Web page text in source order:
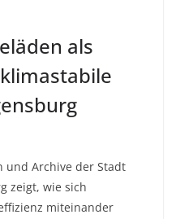
als
und Archive der Stadt
zeigt, wie sich
miteinander